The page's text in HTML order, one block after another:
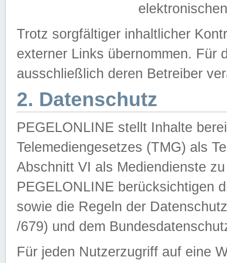
Trotz sorgfältiger inhaltlicher
externer Links übernommen. Für
ausschließlich deren Betreiber
2. Datenschutz
PEGELONLINE stellt Inhalte
Telemediengesetzes (TMG) als
Abschnitt VI als Mediendienste
PEGELONLINE berücksichtigen
sowie die Regeln der
/679) und dem
Für jeden Nutzerzugriff auf eine